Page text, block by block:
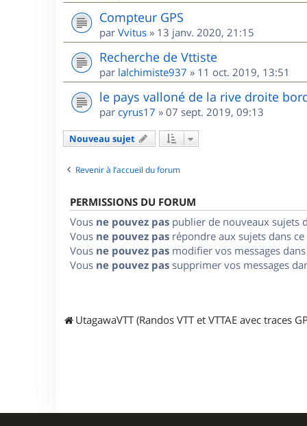
Compteur GPS
par Vvitus » 13 janv. 2020, 21:15
Recherche de Vttiste
par lalchimiste937 » 11 oct. 2019, 13:51
le pays valloné de la rive droite
par cyrus17 » 07 sept. 2019, 09:13
Nouveau sujet
Revenir à l’accueil du forum
PERMISSIONS DU FORUM
Vous ne pouvez pas publier de nouveaux sujets
Vous ne pouvez pas répondre aux sujets dans
Vous ne pouvez pas modifier vos messages
Vous ne pouvez pas supprimer vos messages
UtagawaVTT (Randos VTT et VTTAE avec traces